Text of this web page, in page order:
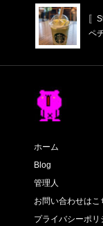
〚
ペ
ホーム
Blog
管理人
お問い合わせはこ
プライバシーポリ